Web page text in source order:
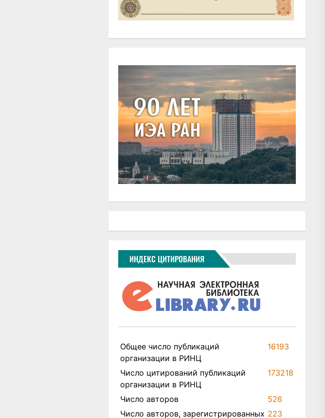
ИНДЕКС ЦИТИРОВАНИЯ
Общее число публикаций
организации в РИНЦ
16193
Число цитирований публикаций
организации в РИНЦ
173218
Число авторов
526
Число авторов, зарегистрированных 223